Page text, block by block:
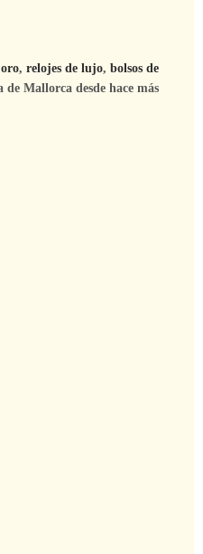
, relojes de lujo, bolsos de
de Mallorca desde hace más